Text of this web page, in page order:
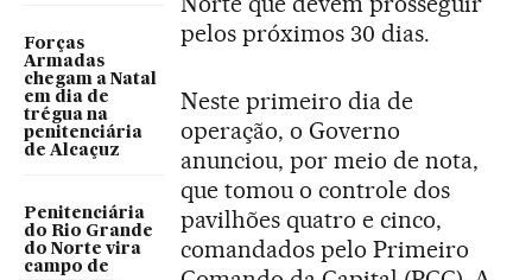
Forças
Armadas
chegam a Natal
em dia de
trégua na
penitenciária
de Alcaçuz
Penitenciária
do Rio Grande
do Norte vira
campo de
pelos próximos 30 dias.
Neste primeiro dia de
operação, o Governo
anunciou, por meio de nota,
que tomou o controle dos
pavilhões quatro e cinco,
comandados pelo Primeiro